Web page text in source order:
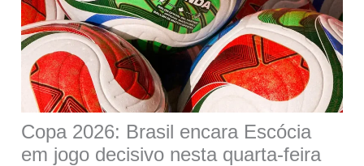
Copa 2026: Brasil encara Escócia
em jogo decisivo nesta quarta-feira